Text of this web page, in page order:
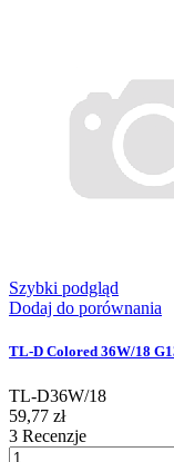
Szybki podgląd
Dodaj do porównania
TL-D Colored 36W/18
TL-D36W/18
59,77 zł
3 Recenzje